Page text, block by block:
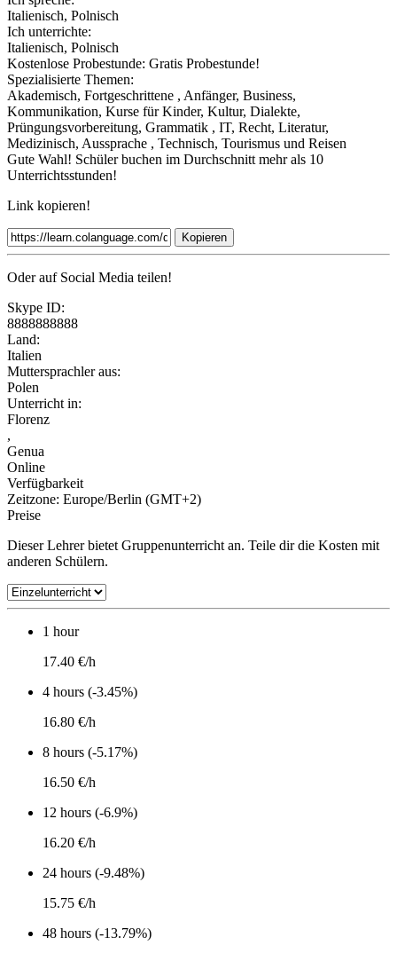
Italienisch, Polnisch
Ich unterrichte:
Italienisch, Polnisch
Kostenlose Probestunde: Gratis Probestunde!
Spezialisierte Themen:
Akademisch, Fortgeschrittene , Anfänger, Business,
Kommunikation, Kurse für Kinder, Kultur, Dialekte,
Prüngungsvorbereitung, Grammatik , IT, Recht, Literatur,
Medizinisch, Aussprache , Technisch, Tourismus und Reisen
Gute Wahl! Schüler buchen im Durchschnitt mehr als 10
Unterrichtsstunden!
Link kopieren!
Kopieren
Oder auf Social Media teilen!
Skype ID:
8888888888
Land:
Italien
Muttersprachler aus:
Polen
Unterricht in:
Florenz
,
Genua
Online
Verfügbarkeit
Zeitzone: Europe/Berlin (GMT+2)
Preise
Dieser Lehrer bietet Gruppenunterricht an. Teile dir die Kosten mit
anderen Schülern.
1 hour
17.40 €/h
4 hours (-3.45%)
16.80 €/h
8 hours (-5.17%)
16.50 €/h
12 hours (-6.9%)
16.20 €/h
24 hours (-9.48%)
15.75 €/h
48 hours (-13.79%)